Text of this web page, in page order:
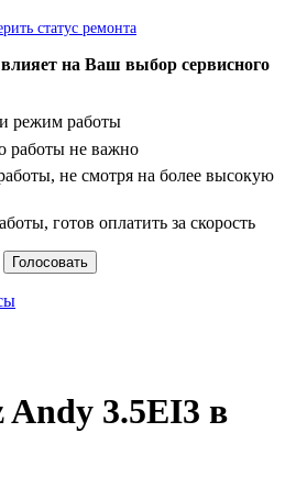
статус ремонта
на Ваш выбор сервисного
режим работы
работы не важно
не смотря на более высокую
готов оплатить за скорость
Andy 3.5EI3 в